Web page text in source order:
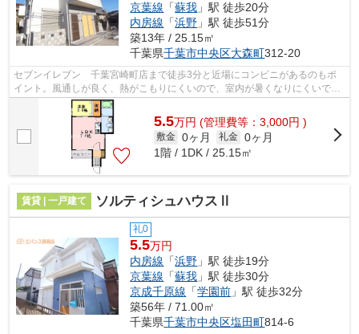
京葉線 「蘇我 」駅 徒歩20分
内房線 「浜野 」駅 徒歩51分
築13年 / 25.15㎡
千葉県千葉市中央区大森町312-20
セブンイレブン 千葉宮崎町店まで徒歩3分と近場にコンビニがあるのもポ
イント。風通しが良く、熱がこもりにくいので、室内が暑くなりにくいで
す。こちらは初期費用をカードでお支払い...
5.5万円 (管理費等：3,000円 )
敷金 0ヶ月 礼金 0ヶ月
1階 / 1DK / 25.15㎡
賃貸 | 一戸建て ソルティシュハウスⅡ
礼0
5.5万円
内房線 「浜野 」駅 徒歩19分
京葉線 「蘇我 」駅 徒歩30分
京成千原線 「学園前 」駅 徒歩32分
築56年 / 71.00㎡
千葉県千葉市中央区塩田町814-6